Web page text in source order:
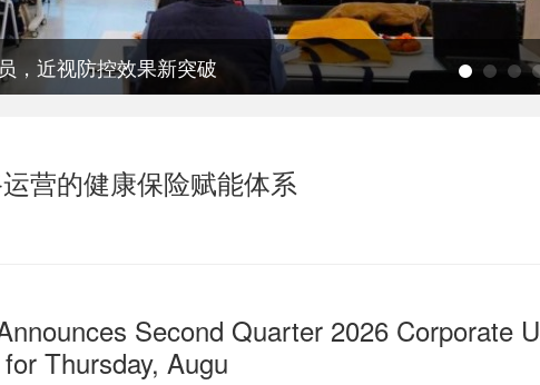
，近视防控效果新突破
营的健康保险赋能体系
Second Quarter 2026 Corporate U
Thursday, Augu